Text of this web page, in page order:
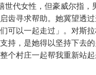
世代女性，但豪威尔指
齿寻求帮助。她冀望透
可以一起走过」。对斯
持，是她得以坚持下去
个村庄一起帮我重新站